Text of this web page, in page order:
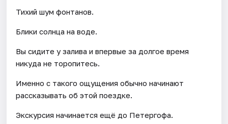
Тихий шум фонтанов.
Блики солнца на воде.
Вы сидите у залива и впервые за долгое время
никуда не торопитесь.
Именно с такого ощущения обычно начинают
рассказывать об этой поездке.
Экскурсия начинается ещё до Петергофа.